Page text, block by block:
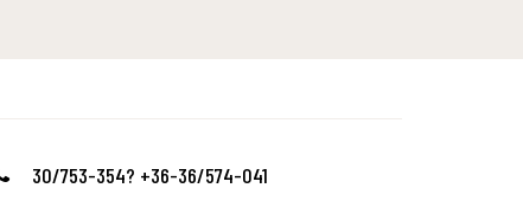
30/753-354? +36-36/574-041